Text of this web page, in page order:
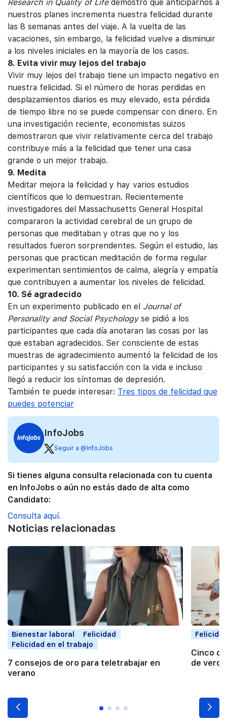
Research in Quality of Lifedemostró que anticiparnos a
nuestros planes incrementa nuestra felicidad durante
las 8 semanas antes del viaje. A la vuelta de las
vacaciones, sin embargo, la felicidad vuelve a disminuir
a los niveles iniciales en la mayoría de los casos.
8. Evita vivir muy lejos del trabajo
Vivir muy lejos del trabajo tiene un impacto negativo en
nuestra felicidad. Si el número de horas perdidas en
desplazamientos diarios es muy elevado, esta pérdida
de tiempo libre no se puede compensar con dinero. En
una investigación reciente, economistas suizos
demostraron que vivir relativamente cerca del trabajo
contribuye más a la felicidad que tener una casa
grande o un mejor trabajo.
9. Medita
Meditar mejora la felicidad y hay varios estudios
científicos que lo demuestran. Recientemente
investigadores del Massachusetts General Hospital
compararon la actividad cerebral de un grupo de
personas que meditaban y otras que no y los
resultados fueron sorprendentes. Según el estudio, las
personas que practican meditación de forma regular
experimentan sentimientos de calma, alegría y empatía
que contribuyen a aumentar los niveles de felicidad.
10. Sé agradecido
En un experimento publicado en el Journal of
Personality and Social Psychologyse pidió a los
participantes que cada día anotaran las cosas por las
que estaban agradecidos. Ser consciente de estas
muestras de agradecimiento aumentó la felicidad de los
participantes y su satisfacción con la vida e incluso
llegó a reducir los síntomas de depresión.
También te puede interesar: Tres tipos de felicidad que
puedes potenciar
InfoJobs
Seguir a @InfoJobs
Si tienes alguna consulta relacionada con tu cuenta
en InfoJobs o aún no estás dado de alta como
Candidato:
Consulta aquí.
Noticias relacionadas
Bienestar laboral
Felicidad
Felicidad en el trabajo
7 consejos de oro para teletrabajar en
verano
Cinco
de